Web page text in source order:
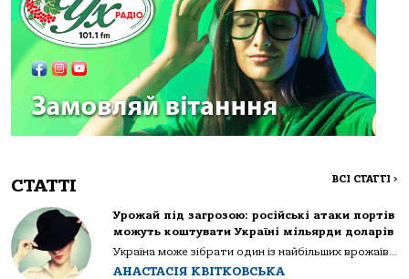
СТАТТІ ВСІ СТАТТІ >
Урожай під загрозою: російські атаки портів
можуть коштувати Україні мільярди доларів
Україна може зібрати один із найбільших врожаїв...
АНАСТАСІЯ КВІТКОВСЬКА